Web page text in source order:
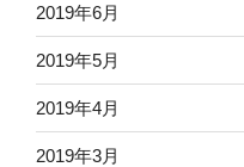
2019年6月
2019年5月
2019年4月
2019年3月